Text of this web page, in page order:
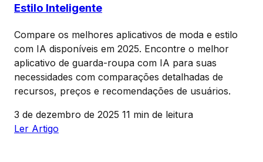
Estilo Inteligente
Compare os melhores aplicativos de moda e estilo
com IA disponíveis em 2025. Encontre o melhor
aplicativo de guarda-roupa com IA para suas
necessidades com comparações detalhadas de
recursos, preços e recomendações de usuários.
3 de dezembro de 2025 11 min de leitura
Ler Artigo